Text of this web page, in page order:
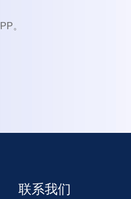
。
联系我们